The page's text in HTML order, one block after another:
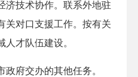
济技术协作。联系外地驻
关对口支援工作。按有关
才队伍建设。
府交办的其他任务。